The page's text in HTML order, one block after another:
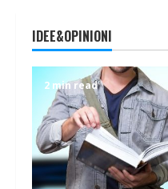
IDEE&OPINIONI
2 min read